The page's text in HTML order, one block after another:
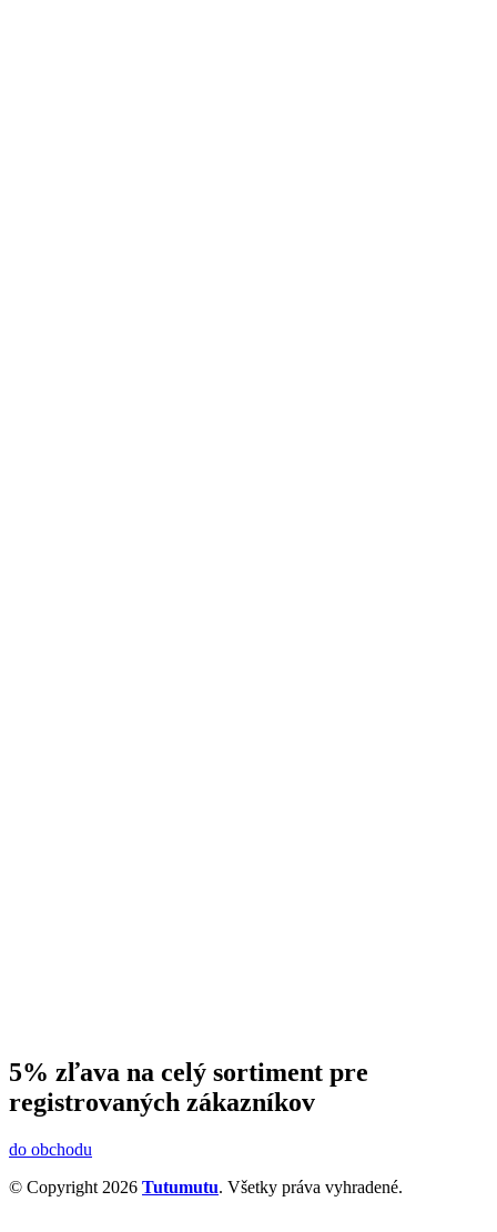
5% zľava na celý sortiment pre
registrovaných zákazníkov
do obchodu
© Copyright 2026 Tutumutu. Všetky práva vyhradené.